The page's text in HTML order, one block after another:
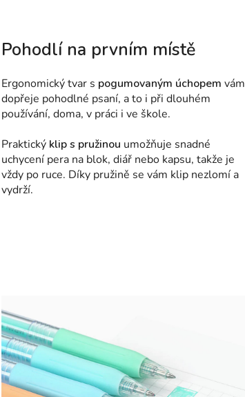
Pohodlí na prvním místě
Ergonomický tvar s pogumovaným úchopem vám
dopřeje pohodlné psaní, a to i při dlouhém
používání, doma, v práci i ve škole.
Praktický klip s pružinou umožňuje snadné
uchycení pera na blok, diář nebo kapsu, takže je
vždy po ruce. Díky pružině se vám klip nezlomí a
vydrží.